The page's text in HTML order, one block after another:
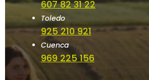
607 82 31 22
Toledo
925 210 921
Cuenca
969 225 156